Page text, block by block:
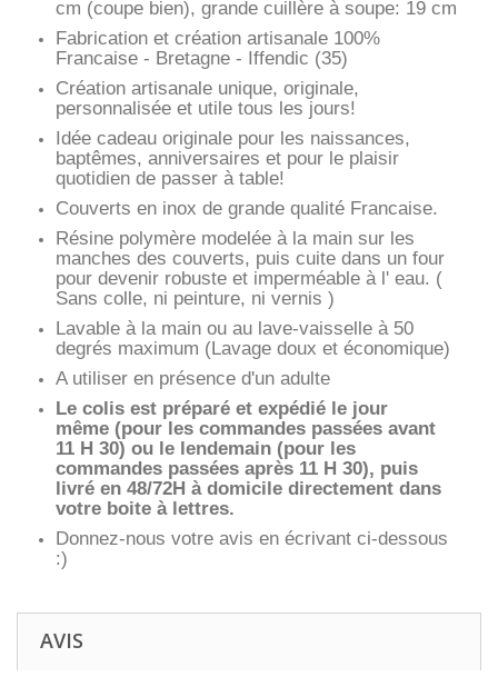
cm (coupe bien), grande cuillère à soupe: 19 cm
Fabrication et création artisanale 100%
Francaise - Bretagne - Iffendic (35)
Création artisanale unique, originale,
personnalisée et utile tous les jours!
Idée cadeau originale pour les naissances,
baptêmes, anniversaires et pour le plaisir
quotidien de passer à table!
Couverts en inox de grande qualité Francaise.
Résine polymère modelée à la main sur les
manches des couverts, puis cuite dans un four
pour devenir robuste et imperméable à l' eau. (
Sans colle, ni peinture, ni vernis )
Lavable à la main ou au lave-vaisselle à 50
degrés maximum (Lavage doux et économique)
A utiliser en présence d'un adulte
Le colis est préparé et expédié le jour
même (pour les commandes passées avant
11 H 30) ou le lendemain (pour les
commandes passées après 11 H 30), puis
livré en 48/72H à domicile directement dans
votre boite à lettres.
Donnez-nous votre avis en écrivant ci-dessous
:)
AVIS